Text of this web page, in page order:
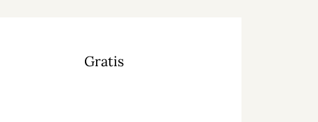
Gratis